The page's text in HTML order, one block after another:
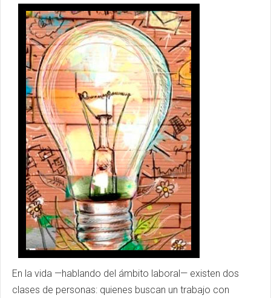
En la vida —hablando del ámbito laboral— existen dos
clases de personas: quienes buscan un trabajo con